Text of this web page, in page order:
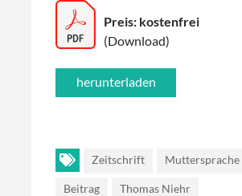
Preis: kostenfrei
(Download)
Zeitschrift Muttersprache
Beitrag Thomas Niehr